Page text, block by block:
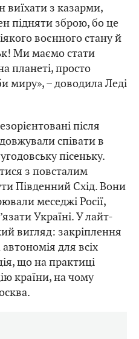
виїхати з казарми,
підняти зброю, бо це
воєнного стану й
Ми маємо стати
планеті, просто
миру», – доводила Леді
після
співати в
пісеньку.
з повсталим
Південний Схід. Вони
меседжі Росії,
Україні. У лайт-
вигляд: закріплення
для всіх
що на практиці
країни, на чому